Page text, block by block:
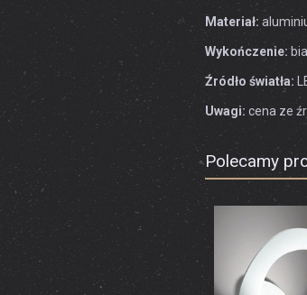
Materiał:
Wykończenie:
Źródło światła:
Uwagi: cena ze
Polecamy